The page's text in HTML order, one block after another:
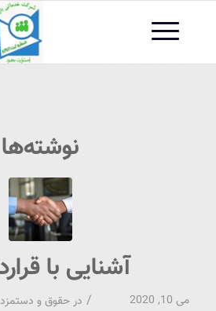
نوشته‌ها
آشنایی با
می 10, 2020 / درحقوق و دستمزد